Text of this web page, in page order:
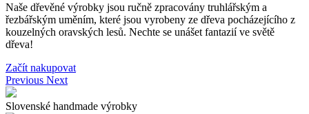
Naše dřevěné výrobky jsou ručně zpracovány truhlářským a
řezbářským uměním, které jsou vyrobeny ze dřeva pocházejícího z
kouzelných oravských lesů. Nechte se unášet fantazií ve světě
dřeva!
Začít nakupovat
Previous Next
Slovenské handmade výrobky